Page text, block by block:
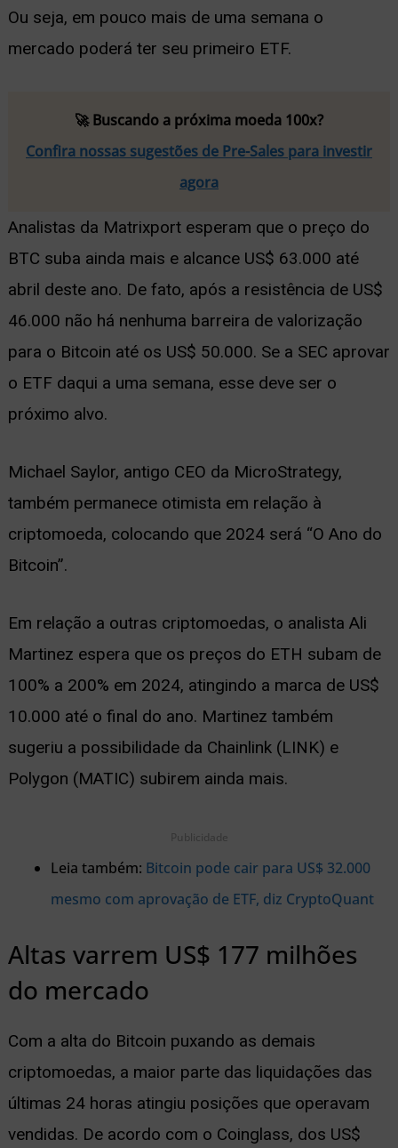
Ou seja, em pouco mais de uma semana o
mercado poderá ter seu primeiro ETF.
🚀 Buscando a próxima moeda 100x?
Confira nossas sugestões de Pre-Sales para investir
agora
Analistas da Matrixport esperam que o preço do
BTC suba ainda mais e alcance US$ 63.000 até
abril deste ano. De fato, após a resistência de US$
46.000 não há nenhuma barreira de valorização
para o Bitcoin até os US$ 50.000. Se a SEC aprovar
o ETF daqui a uma semana, esse deve ser o
próximo alvo.
Michael Saylor, antigo CEO da MicroStrategy,
também permanece otimista em relação à
criptomoeda, colocando que 2024 será “O Ano do
Bitcoin”.
Em relação a outras criptomoedas, o analista Ali
Martinez espera que os preços do ETH subam de
100% a 200% em 2024, atingindo a marca de US$
10.000 até o final do ano. Martinez também
sugeriu a possibilidade da Chainlink (LINK) e
Polygon (MATIC) subirem ainda mais.
Publicidade
Leia também: Bitcoin pode cair para US$ 32.000
mesmo com aprovação de ETF, diz CryptoQuant
Altas varrem US$ 177 milhões
do mercado
Com a alta do Bitcoin puxando as demais
criptomoedas, a maior parte das liquidações das
últimas 24 horas atingiu posições que operavam
vendidas. De acordo com o Coinglass, dos US$